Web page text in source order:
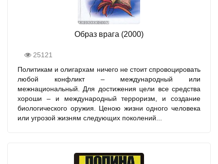
Образ врага (2000)
25121
Политикам и олигархам ничего не стоит спровоцировать
любой конфликт – международный или
межнациональный. Для достижения цели все средства
хороши – и международный терроризм, и создание
биологического оружия. Ценою жизни одного человека
или угрозой жизням следующих поколений...